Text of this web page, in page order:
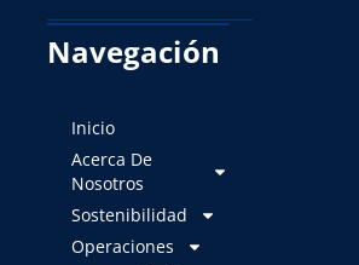
Navegación
Inicio
Acerca De
Nosotros
Sostenibilidad
Operaciones